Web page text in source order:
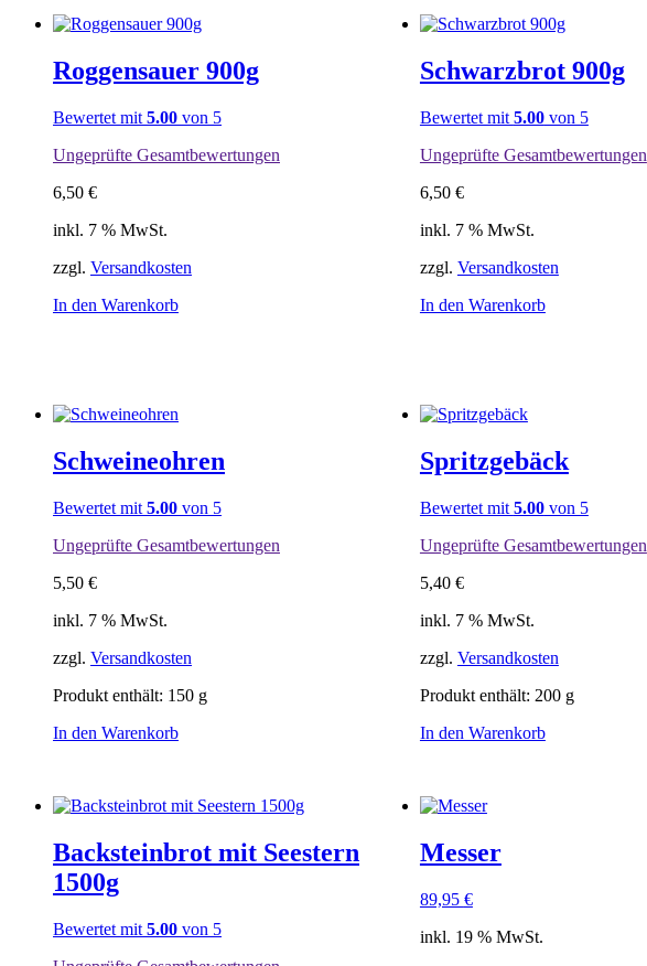
Roggensauer 900g
Bewertet mit 5.00 von 5
Ungeprüfte Gesamtbewertungen
6,50 €
inkl. 7 % MwSt.
zzgl. Versandkosten
In den Warenkorb
Schwarzbrot 900g
Bewertet mit 5.00von 5
Ungeprüfte Gesamtbewertungen
6,50 €
inkl. 7 % MwSt.
zzgl. Versandkosten
In den Warenkorb
Schweineohren
Bewertet mit 5.00 von 5
Ungeprüfte Gesamtbewertungen
5,50 €
inkl. 7 % MwSt.
zzgl. Versandkosten
Produkt enthält: 150 g
In den Warenkorb
Spritzgebäck
Bewertet mit 5.00von 5
Ungeprüfte Gesamtbewertungen
5,40 €
inkl. 7 % MwSt.
zzgl. Versandkosten
Produkt enthält: 200 g
In den Warenkorb
Backsteinbrot mit Seestern
1500g
Bewertet mit 5.00 von 5
Messer
89,95 €
inkl. 19 % MwSt.